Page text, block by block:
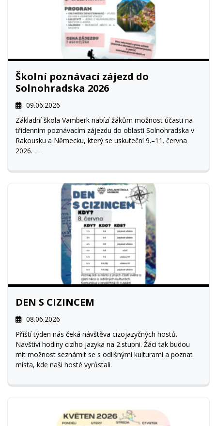
Školní poznávací zájezd do
Solnohradska 2026
09.06.2026
Základní škola Vamberk nabízí žákům možnost účasti na
třídenním poznávacím zájezdu do oblasti Solnohradska v
Rakousku a Německu, který se uskuteční 9.–11. června
2026.
Zájezd je primárně určen pro žáky navštěvující výuku
německého jazyka ze tříd 7.A, 8.A, 8.B a 9.A. Dle potřeby
bude umožněno i dalším žákům se účastnit zájezdu.
DEN S CIZINCEM
08.06.2026
Příští týden nás čeká návštěva cizojazyčných hostů.
Navštíví hodiny cizího jazyka na 2.stupni. Žáci tak budou
mít možnost seznámit se s odlišnými kulturami a poznat
místa, kde naši hosté vyrůstali.